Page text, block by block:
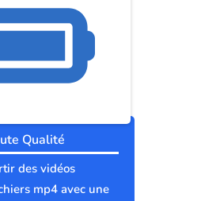
Qualité
des vidéos
mp4 avec une